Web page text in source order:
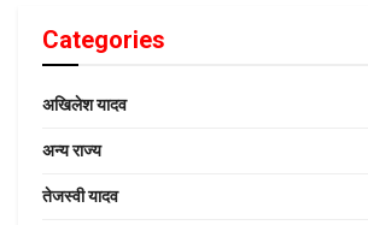
Categories
अखिलेश यादव
अन्य राज्य
तेजस्वी यादव